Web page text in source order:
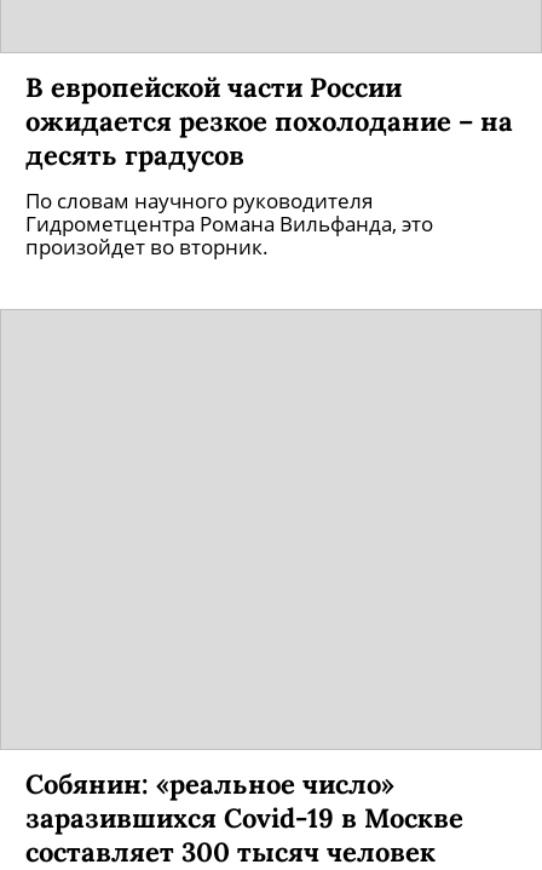
В европейской части России
ожидается резкое похолодание – на
десять градусов
По словам научного руководителя
Гидрометцентра Романа Вильфанда, это
произойдет во вторник.
Собянин: «реальное число»
заразившихся Covid-19 в Москве
составляет 300 тысяч человек